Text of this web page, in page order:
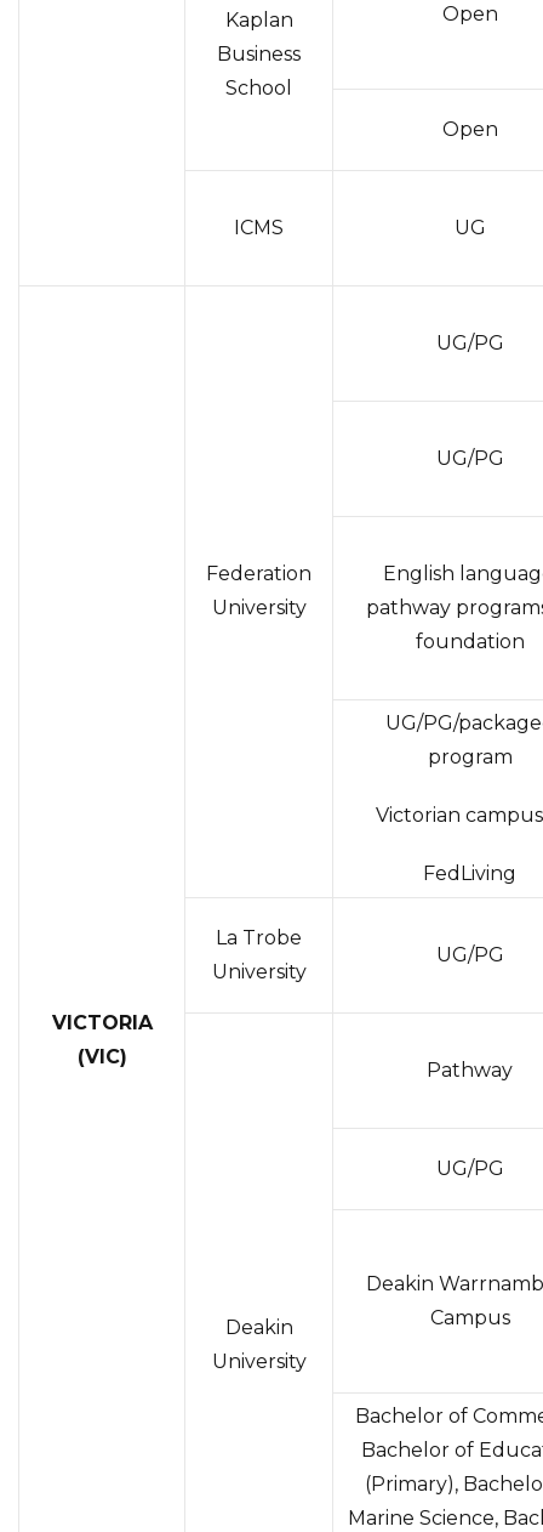
Kaplan
Business
School
Open
Open
ICMS UG
VICTORIA
(VIC)
Federation
University
UG/PG
UG/PG
English
pathway
foundation
UG/PG/
program
Victorian
FedLiving
La Trobe
University
UG/PG
Deakin
University
Pathway
UG/PG
Deakin
Campus
Bachelor of
Bachelor of
(Primary),
Marine Science,